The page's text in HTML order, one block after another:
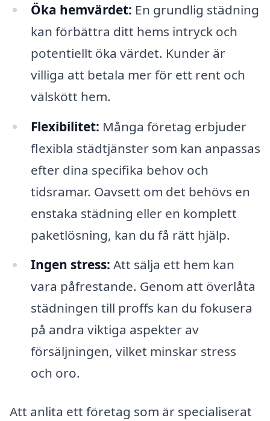
Öka hemvärdet: En grundlig städning
kan förbättra ditt hems intryck och
potentiellt öka värdet. Kunder är
villiga att betala mer för ett rent och
välskött hem.
Flexibilitet: Många företag erbjuder
flexibla städtjänster som kan anpassas
efter dina specifika behov och
tidsramar. Oavsett om det behövs en
enstaka städning eller en komplett
paketlösning, kan du få rätt hjälp.
Ingen stress: Att sälja ett hem kan
vara påfrestande. Genom att överlåta
städningen till proffs kan du fokusera
på andra viktiga aspekter av
försäljningen, vilket minskar stress
och oro.
Att anlita ett företag som är specialiserat